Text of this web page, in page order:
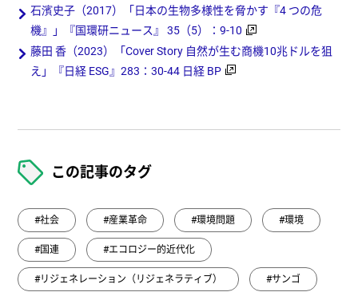
石濱史子（2017）「日本の生物多様性を脅かす『4 つの危
機』」『国環研ニュース』 35（5）：9-10
藤田 香（2023）「Cover Story 自然が生む商機10兆ドルを狙
え」『日経 ESG』283：30-44 日経 BP
この記事のタグ
#社会 #産業革命 #環境問題 #環境
#国連 #エコロジー的近代化
#リジェネレーション（リジェネラティブ） #サンゴ